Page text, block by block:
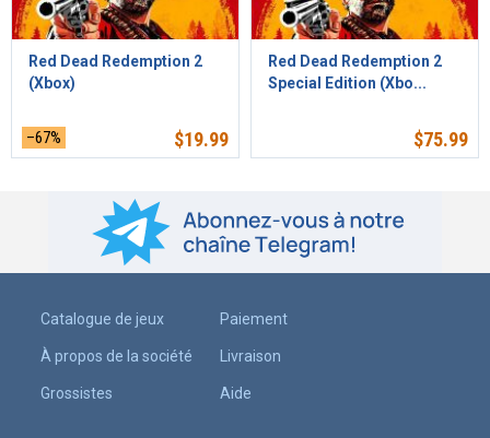
Red Dead Redemption 2
(Xbox)
–67% $19.99
Red Dead Redemption 2
Special Edition (Xbo...
$75.99
Catalogue de jeux
À propos de la société
Grossistes
Paiement
Livraison
Aide